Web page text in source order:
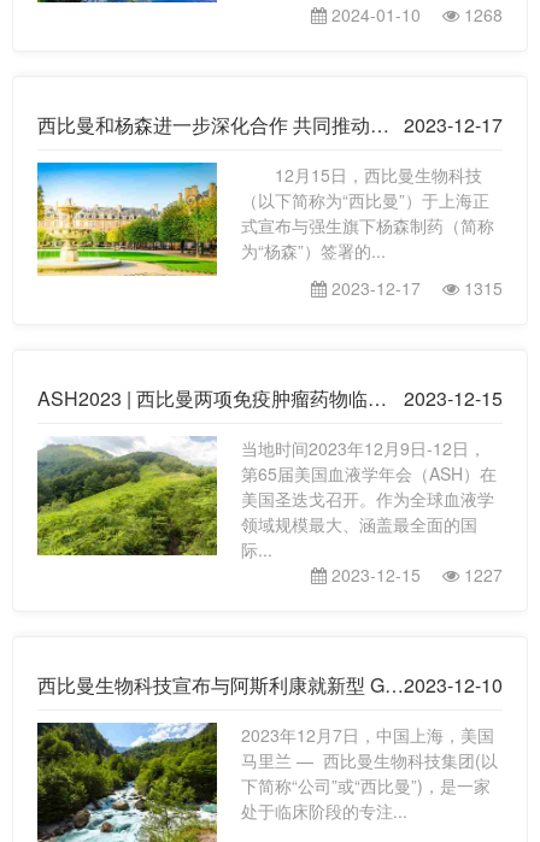
2024-01-10 1268
2023-12-17
西比曼和杨森进一步深化合作 共同推动细胞治疗产品中国商业化进展
12月15日，西比曼生物科技
（以下简称为“西比曼”）于上海正
式宣布与强生旗下杨森制药（简称
为“杨森”）签署的...
2023-12-17
1315
2023-12-15
ASH2023 | 西比曼两项免疫肿瘤药物临床数据发布
当地时间2023年12月9日-12日，
第65届美国血液学年会（ASH）在
美国圣迭戈召开。作为全球血液学
领域规模最大、涵盖最全面的国
际...
2023-12-15
1227
2023-12-10
西比曼生物科技宣布与阿斯利康就新型 GPC3装甲型CAR-T疗法在中国达成联合开发协议
2023年12月7日，中国上海，美国
马里兰 — 西比曼生物科技集团(以
下简称“公司”或“西比曼”)，是一家
处于临床阶段的专注...